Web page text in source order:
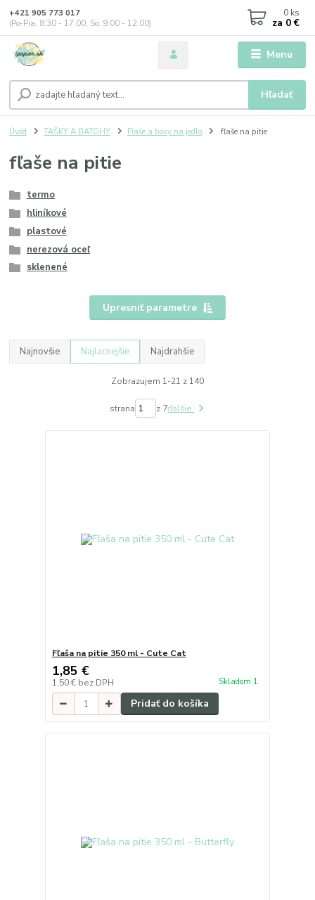
Menu
Hľadať
+421 905 773 017
(Po-Pia, 8:30 - 17:00, So: 9:00 - 12:00)
0 ks
za 0 €
Úvod TAŠKY A BATOHY Fľaše a boxy na jedlo fľaše na pitie
fľaše na pitie
termo
hliníkové
plastové
nerezová oceľ
sklenené
Upresniť parametre
Najnovšie Najlacnejšie Najdrahšie
Zobrazujem 1-21 z 140
strana z 7ďalšie
Fľaša na pitie 350 ml - Cute Cat
1,85 €
1,50 € bez DPH Skladom 1
Pridať do košíka